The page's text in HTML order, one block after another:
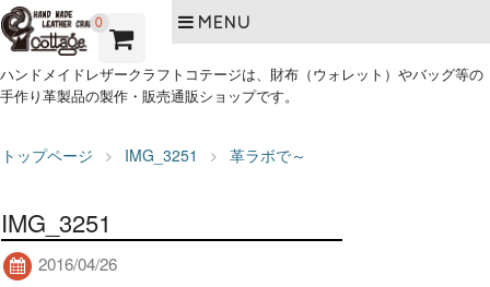
0 MENU
ハンドメイドレザークラフトコテージは、財布（ウォレット）やバッグ等の
手作り革製品の製作・販売通販ショップです。
トップページ IMG_3251 革ラボで～
IMG_3251
2016/04/26